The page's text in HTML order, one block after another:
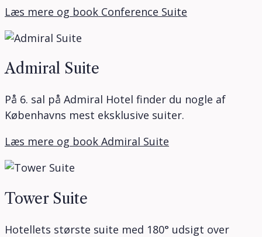
Læs mere og book Conference Suite
Admiral Suite
På 6. sal på Admiral Hotel finder du nogle af
Københavns mest eksklusive suiter.
Læs mere og book Admiral Suite
Tower Suite
Hotellets største suite med 180° udsigt over